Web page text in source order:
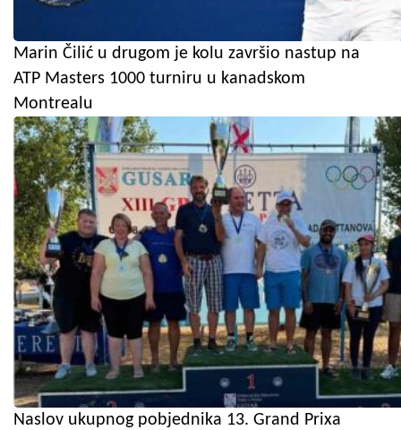
Marin Čilić u drugom je kolu završio nastup na
ATP Masters 1000 turniru u kanadskom
Montrealu
Naslov ukupnog pobjednika 13. Grand Prixa